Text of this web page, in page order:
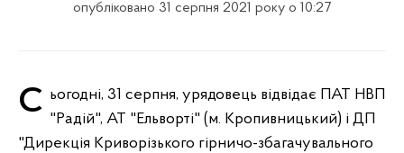
опубліковано 31 серпня 2021 року о 10:27
Сьогодні, 31 серпня, урядовець відвідає ПАТ НВП "Радій", АТ "Ельворті" (м. Кропивницький) і ДП
"Дирекція Криворізького гірничо-збагачувального